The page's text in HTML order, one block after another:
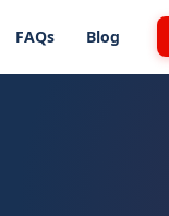
FAQs Blog